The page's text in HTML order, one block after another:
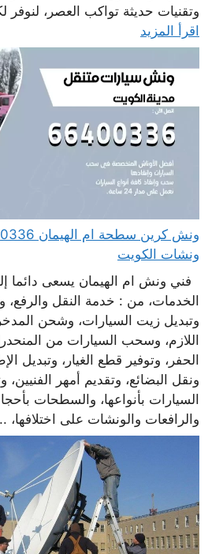
وتقنيات حديثة تواكب العصر،
اقرأ المزيد
ونشات الكويت
فني ونش ام الهيمان يسعى دائما
الخدمات، من : خدمة النقل والرفع،
وتبديل زيت السيارات، وشحن
اللازم، وسحب السيارات من
الحفر، وتوفير قطع الغيار، وتبديل
ونقل البضائع، وتقديم أمهر الفنيين،
السيارات بأنواعها، والسطحات
والرافعات والونشات على اختلافها،